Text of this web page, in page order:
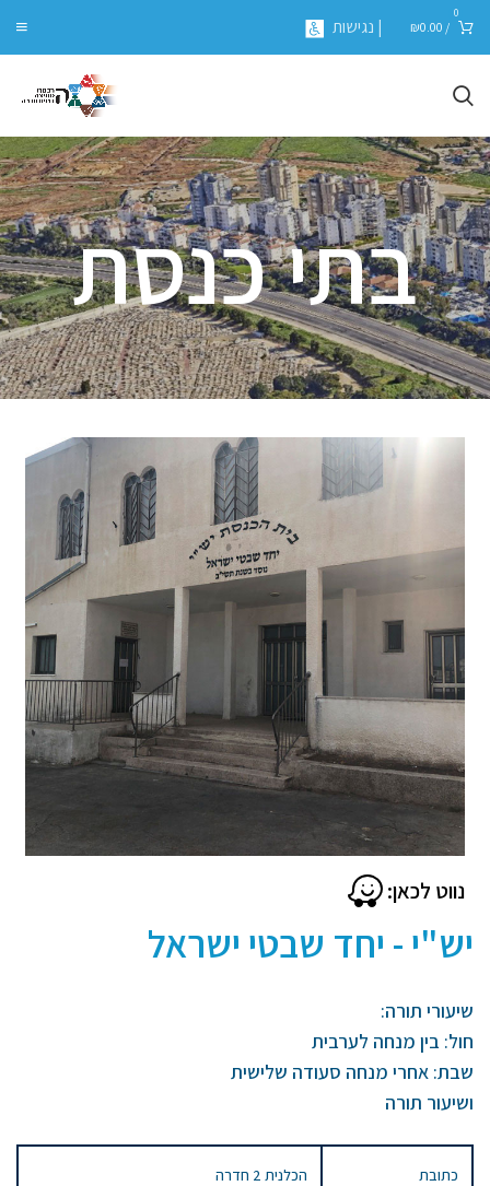
0
/
₪0.00 | נגישות
בתי כנסת
נווט לכאן:
יש"י - יחד שבטי ישראל
שיעורי תורה:
חול: בין מנחה לערבית
שבת: אחרי מנחה סעודה שלישית
ושיעור תורה
כתובת הכלנית 2 חדרה